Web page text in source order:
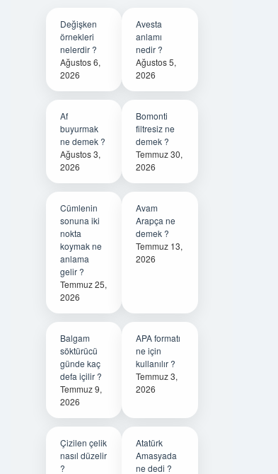
Değişken
örnekleri
nelerdir ?
Ağustos 6,
2026
Avesta
anlamı
nedir ?
Ağustos 5,
2026
Af
buyurmak
ne demek ?
Ağustos 3,
2026
Bomonti
filtresiz ne
demek ?
Temmuz 30,
2026
Cümlenin
sonuna iki
nokta
koymak ne
anlama
gelir ?
Temmuz 25,
2026
Avam
Arapça ne
demek ?
Temmuz 13,
2026
Balgam
söktürücü
günde kaç
defa içilir ?
Temmuz 9,
2026
APA formatı
ne için
kullanılır ?
Temmuz 3,
2026
Çizilen çelik
nasıl düzelir
?
Atatürk
Amasyada
ne dedi ?